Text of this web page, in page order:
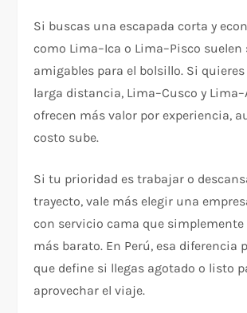
Si buscas una escapada corta y
como Lima–Ica o Lima–Pisco suelen
amigables para el bolsillo. Si
larga distancia, Lima–Cusco y
ofrecen más valor por experiencia,
costo sube.
Si tu prioridad es trabajar o
trayecto, vale más elegir una
con servicio cama que simplemente
más barato. En Perú, esa diferencia
que define si llegas agotado o listo
aprovechar el viaje.